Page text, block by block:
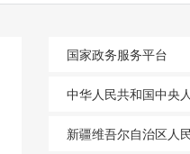
国家政务服务平台
中华人民共和国中央
新疆维吾尔自治区人